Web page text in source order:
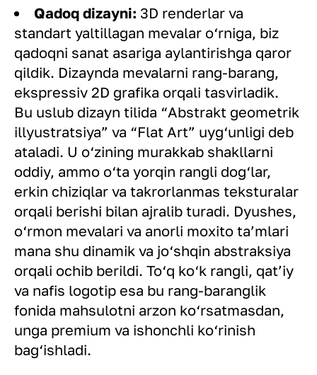
Qadoq dizayni: 3D renderlar va
standart yaltillagan mevalar o‘rniga, biz
qadoqni sanat asariga aylantirishga qaror
qildik. Dizaynda mevalarni rang-barang,
ekspressiv 2D grafika orqali tasvirladik.
Bu uslub dizayn tilida “Abstrakt geometrik
illyustratsiya” va “Flat Art” uyg‘unligi deb
ataladi. U o‘zining murakkab shakllarni
oddiy, ammo o‘ta yorqin rangli dog‘lar,
erkin chiziqlar va takrorlanmas teksturalar
orqali berishi bilan ajralib turadi. Dyushes,
o‘rmon mevalari va anorli moxito ta’mlari
mana shu dinamik va jo‘shqin abstraksiya
orqali ochib berildi. To‘q ko‘k rangli, qat’iy
va nafis logotip esa bu rang-baranglik
fonida mahsulotni arzon ko‘rsatmasdan,
unga premium va ishonchli ko‘rinish
bag‘ishladi.